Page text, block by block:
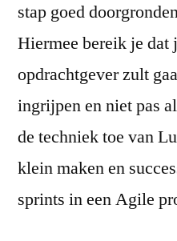
stap goed
Hiermee bereik je dat
opdrachtgever zult
ingrijpen en niet pas
de techniek toe van
klein maken en
sprints in een Agile